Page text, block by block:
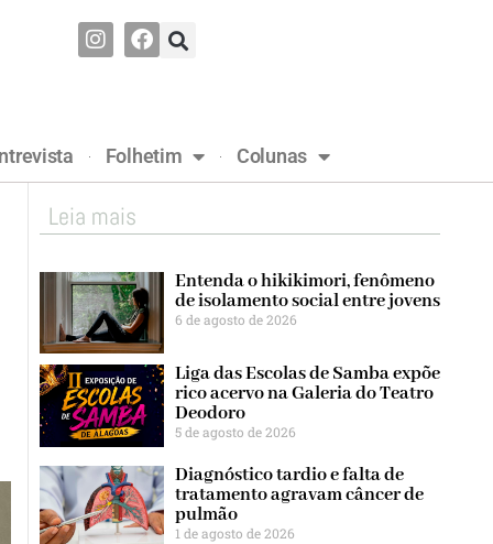
Folhetim Colunas
Leia mais
Entenda o hikikimori, fenômeno
de isolamento social entre jovens
6 de agosto de 2026
Liga das Escolas de Samba expõe
rico acervo na Galeria do Teatro
Deodoro
5 de agosto de 2026
Diagnóstico tardio e falta de
tratamento agravam câncer de
pulmão
1 de agosto de 2026